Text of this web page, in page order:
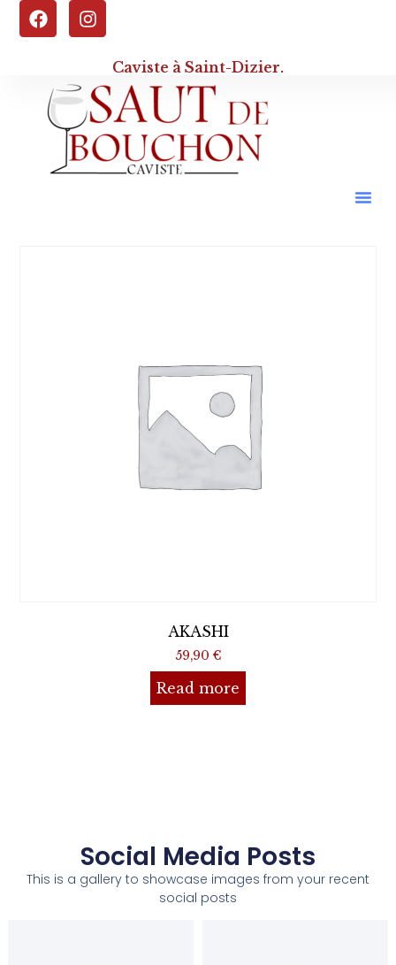
Caviste à Saint-Dizier.
AKASHI
59,90 €
Read more
Social Media Posts
This is a gallery to showcase images from your recent
social posts